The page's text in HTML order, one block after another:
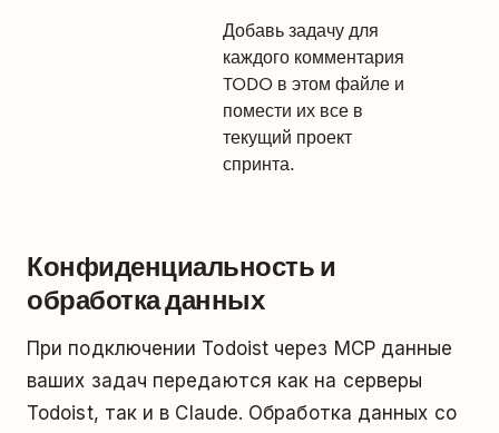
Добавь задачу для
каждого комментария
TODO в этом файле и
помести их все в
текущий проект
спринта.
Конфиденциальность и
обработка данных
При подключении Todoist через MCP данные
ваших задач передаются как на серверы
Todoist, так и в Claude. Обработка данных со